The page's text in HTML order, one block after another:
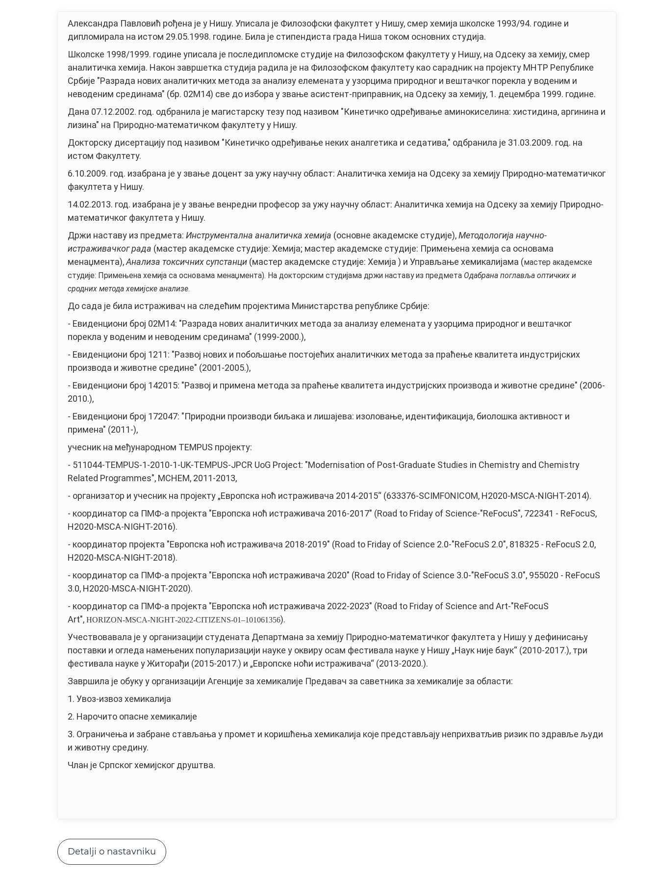
Александра Павловић рођена је у Нишу. Уписала је Филозофски факултет у Нишу, смер хемија школске 1993/94. године и
дипломирала на истом 29.05.1998. године. Била је стипендиста града Ниша током основних студија.
Школске 1998/1999. године уписала је последипломске студије на Филозофском факултету у Нишу, на Одсеку за хемију, смер
аналитичка хемија. Након завршетка студија радила је на Филозофском факултету као сарадник на пројекту МНТР Републике
Србије "Разрада нових аналитичких метода за анализу елемената у узорцима природног и вештачког порекла у воденим и
неводеним срединама" (бр. 02М14) све до избора y звање асистент-приправник, на Одсеку за хемију, 1. децембра 1999. године.
Дана 07.12.2002. год. одбранила је магистарску тезу под називом "Кинетичко одређивање аминокиселина: хистидина, аргинина и
лизина" на Природно-математичком факултету у Нишу.
Докторску дисертацију под називом "Кинетичко одређивање неких аналгетика и седатива," одбранила је 31.03.2009. год. на
истом Факултету.
6.10.2009. год. изабрана је у звање доцент за ужу научну област: Аналитичка хемија на Одсеку за хемију Природно-математичког
факултета у Нишу.
14.02.2013. год. изабрана је у звање венредни професор за ужу научну област: Аналитичка хемија на Одсеку за хемију Природно-
математичког факултета у Нишу.
Држи наставу из предмета: Инструментална аналитичка хемија (основне академске студије),Методологија научно-
истраживачког рада (мастер академске студије: Хемија; мастер академске студије: Примењена хемија са основама
менаџмента),Анализа токсичних супстанци (мастер академске студије: Хемија ) и Управљање хемикалијама (мастер академске
студије: Примењена хемија са основама менаџмента). На докторским студијама држи наставу из предмета Одабрана поглавља оптичких и
сродних метода хемијске анализе.
До сада је била истраживач на следећим пројектима Министарства републике Србије:
- Евиденциони број 02М14: "Разрада нових аналитичких метода за анализу елемената у узорцима природног и вештачког
порекла у воденим и неводеним срединама" (1999-2000.),
- Евиденциони број 1211: "Развој нових и побољшање постојећих аналитичких метода за праћење квалитета индустријских
производа и животне средине" (2001-2005.),
- Евиденциони број 142015: "Развој и примена метода за праћење квалитета индустријских производа и животне средине" (2006-
2010.),
- Евиденциони број 172047: "Природни производи биљака и лишајева: изоловање, идентификација, биолошка активност и
примена" (2011-),
учесник на међународном TEMPUS пројекту:
- 511044-TEMPUS-1-2010-1-UK-TEMPUS-JPCR UoG Project: "Modernisation of Post-Graduate Studies in Chemistry and Chemistry
Related Programmes", MCHEM, 2011-2013,
- организатор и учесник на пројекту „Европска ноћ истраживача 2014-2015“ (633376-SCIMFONICOM, H2020-MSCA-NIGHT-2014).
- координатор са ПМФ-а пројекта "Европска ноћ истраживача 2016-2017" (Road to Friday of Science-"ReFocuS", 722341 - ReFocuS,
H2020-MSCA-NIGHT-2016).
- координатор пројекта "Европска ноћ истраживача 2018-2019" (Road to Friday of Science 2.0-"ReFocuS 2.0", 818325 - ReFocuS 2.0,
H2020-MSCA-NIGHT-2018).
- координатор са ПМФ-а пројекта "Европска ноћ истраживача 2020" (Road to Friday of Science 3.0-"ReFocuS 3.0", 955020 - ReFocuS
3.0, H2020-MSCA-NIGHT-2020).
- координатор са ПМФ-а пројекта "Европска ноћ истраживача 2022-2023" (Road to Friday of Science and Art-"ReFocuS
Art", HORIZON-MSCA-NIGHT-2022-CITIZENS-01–101061356).
Учествовавала је у организацији студената Департмана за хемију Природно-математичког факултета у Нишу у дефинисању
поставки и огледа намењених популаризацији науке у оквиру осам фестивала науке у Нишу „Наук није баук“ (2010-2017.), три
фестивала науке у Житорађи (2015-2017.) и „Европске ноћи истраживача“ (2013-2020.).
Завршила је обуку у организацији Агенције за хемикалије Предавач за саветника за хемикалије за области:
1. Увоз-извоз хемикалија
2. Нарочито опасне хемикалије
3. Ограничења и забране стављања у промет и коришћења хемикалија које представљају неприхватљив ризик по здравље људи
и животну средину.
Члан је Српског хемијског друштва.
Detalji o nastavniku